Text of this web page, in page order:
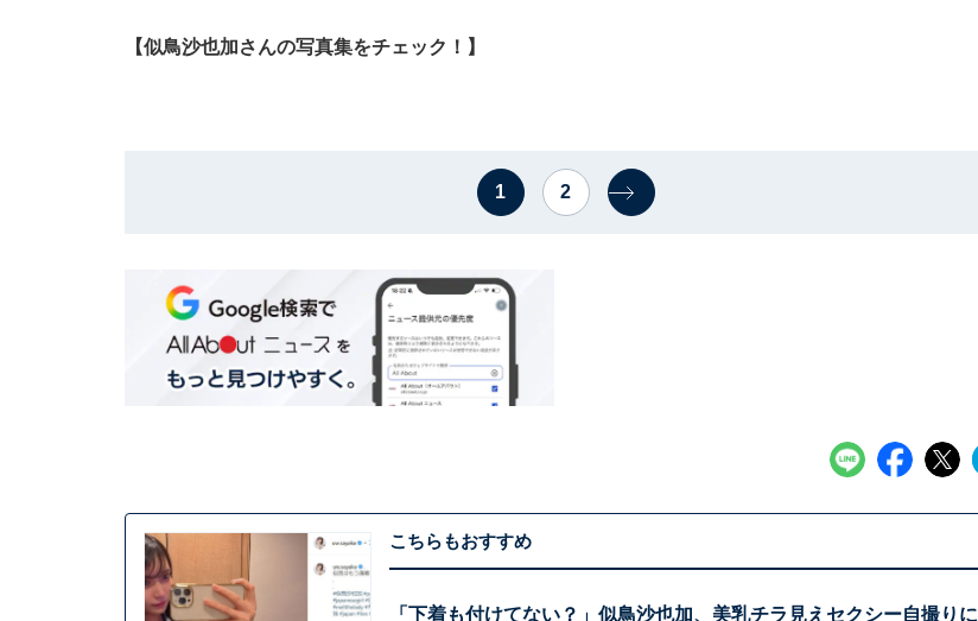
【似鳥沙也加さんの写真集をチェック！】
1 2
こちらもおすすめ
「下着も付けてない？」似鳥沙也加、美乳チラ見えセクシー自撮りに